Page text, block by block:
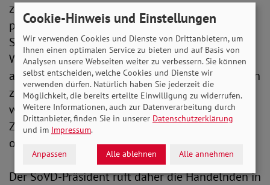
zeigen, ob die nach einem Auslaufen der
pandemischen Lage verbleibenden
Schutzmaßnahmen ausreichend sein werden.
Wie in der jüngsten Vergangenheit wird sich
auch erst verzögert zeigen, ob diese Maßnahmen
zur Bewältigung der Pandemie angemessen
waren. Deshalb ist jetzt der absolut falsche
Zeitpunkt für parteitaktische Blockadespielchen
oder das Einlösen von Wahlversprechen.“
Der SoVD-Präsident ruft daher die Handelnden in
Cookie-Hinweis und Einstellungen
Wir verwenden Cookies und Dienste von Drittanbietern, um
Ihnen einen optimalen Service zu bieten und auf Basis von
Analysen unsere Webseiten weiter zu verbessern. Sie können
selbst entscheiden, welche Cookies und Dienste wir
verwenden dürfen. Natürlich haben Sie jederzeit die
Möglichkeit, die bereits erteilte Einwilligung zu widerrufen.
Weitere Informationen, auch zur Datenverarbeitung durch
Drittanbieter, finden Sie in unserer Datenschutzerklärung
und im Impressum.
Anpassen Alle ablehnen Alle annehmen